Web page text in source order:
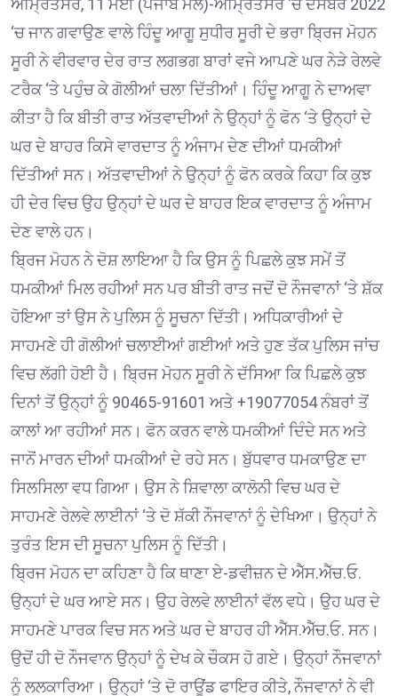
ਅੰਮ੍ਰਿਤਸਰ, 11 ਮਈ (ਪੰਜਾਬ ਮੇਲ)-ਅੰਮ੍ਰਿਤਸਰ ‘ਚ ਦਸੰਬਰ 2022
‘ਚ ਜਾਨ ਗਵਾਉਣ ਵਾਲੇ ਹਿੰਦੂ ਆਗੂ ਸੁਧੀਰ ਸੂਰੀ ਦੇ ਭਰਾ ਬ੍ਰਿਜ ਮੋਹਨ
ਸੂਰੀ ਨੇ ਵੀਰਵਾਰ ਦੇਰ ਰਾਤ ਲਗਭਗ ਬਾਰਾਂ ਵਜੇ ਆਪਣੇ ਘਰ ਨੇੜੇ ਰੇਲਵੇ
ਟਰੈਕ ‘ਤੇ ਪਹੁੰਚ ਕੇ ਗੋਲੀਆਂ ਚਲਾ ਦਿੱਤੀਆਂ। ਹਿੰਦੂ ਆਗੂ ਨੇ ਦਾਅਵਾ
ਕੀਤਾ ਹੈ ਕਿ ਬੀਤੀ ਰਾਤ ਅੱਤਵਾਦੀਆਂ ਨੇ ਉਨ੍ਹਾਂ ਨੂੰ ਫੋਨ ‘ਤੇ ਉਨ੍ਹਾਂ ਦੇ
ਘਰ ਦੇ ਬਾਹਰ ਕਿਸੇ ਵਾਰਦਾਤ ਨੂੰ ਅੰਜਾਮ ਦੇਣ ਦੀਆਂ ਧਮਕੀਆਂ
ਦਿੱਤੀਆਂ ਸਨ। ਅੱਤਵਾਦੀਆਂ ਨੇ ਉਨ੍ਹਾਂ ਨੂੰ ਫੋਨ ਕਰਕੇ ਕਿਹਾ ਕਿ ਕੁਝ
ਹੀ ਦੇਰ ਵਿਚ ਉਹ ਉਨ੍ਹਾਂ ਦੇ ਘਰ ਦੇ ਬਾਹਰ ਇਕ ਵਾਰਦਾਤ ਨੂੰ ਅੰਜਾਮ
ਦੇਣ ਵਾਲੇ ਹਨ।
ਬ੍ਰਿਜ ਮੋਹਨ ਨੇ ਦੋਸ਼ ਲਾਇਆ ਹੈ ਕਿ ਉਸ ਨੂੰ ਪਿਛਲੇ ਕੁਝ ਸਮੇਂ ਤੋਂ
ਧਮਕੀਆਂ ਮਿਲ ਰਹੀਆਂ ਸਨ ਪਰ ਬੀਤੀ ਰਾਤ ਜਦੋਂ ਦੋ ਨੌਜਵਾਨਾਂ ‘ਤੇ ਸ਼ੱਕ
ਹੋਇਆ ਤਾਂ ਉਸ ਨੇ ਪੁਲਿਸ ਨੂੰ ਸੂਚਨਾ ਦਿੱਤੀ। ਅਧਿਕਾਰੀਆਂ ਦੇ
ਸਾਹਮਣੇ ਹੀ ਗੋਲੀਆਂ ਚਲਾਈਆਂ ਗਈਆਂ ਅਤੇ ਹੁਣ ਤੱਕ ਪੁਲਿਸ ਜਾਂਚ
ਵਿਚ ਲੱਗੀ ਹੋਈ ਹੈ। ਬ੍ਰਿਜ ਮੋਹਨ ਸੂਰੀ ਨੇ ਦੱਸਿਆ ਕਿ ਪਿਛਲੇ ਕੁਝ
ਦਿਨਾਂ ਤੋਂ ਉਨ੍ਹਾਂ ਨੂੰ 90465-91601 ਅਤੇ +19077054 ਨੰਬਰਾਂ ਤੋਂ
ਕਾਲਾਂ ਆ ਰਹੀਆਂ ਸਨ। ਫੋਨ ਕਰਨ ਵਾਲੇ ਧਮਕੀਆਂ ਦਿੰਦੇ ਸਨ ਅਤੇ
ਜਾਨੋਂ ਮਾਰਨ ਦੀਆਂ ਧਮਕੀਆਂ ਦੇ ਰਹੇ ਸਨ। ਬੁੱਧਵਾਰ ਧਮਕਾਉਣ ਦਾ
ਸਿਲਸਿਲਾ ਵਧ ਗਿਆ। ਉਸ ਨੇ ਸ਼ਿਵਾਲਾ ਕਾਲੋਨੀ ਵਿਚ ਘਰ ਦੇ
ਸਾਹਮਣੇ ਰੇਲਵੇ ਲਾਈਨਾਂ ‘ਤੇ ਦੋ ਸ਼ੱਕੀ ਨੌਜਵਾਨਾਂ ਨੂੰ ਦੇਖਿਆ। ਉਨ੍ਹਾਂ ਨੇ
ਤੁਰੰਤ ਇਸ ਦੀ ਸੂਚਨਾ ਪੁਲਿਸ ਨੂੰ ਦਿੱਤੀ।
ਬ੍ਰਿਜ ਮੋਹਨ ਦਾ ਕਹਿਣਾ ਹੈ ਕਿ ਥਾਣਾ ਏ-ਡਵੀਜ਼ਨ ਦੇ ਐੱਸ.ਐੱਚ.ਓ.
ਉਨ੍ਹਾਂ ਦੇ ਘਰ ਆਏ ਸਨ। ਉਹ ਰੇਲਵੇ ਲਾਈਨਾਂ ਵੱਲ ਵਧੇ। ਉਹ ਘਰ ਦੇ
ਸਾਹਮਣੇ ਪਾਰਕ ਵਿਚ ਸਨ ਅਤੇ ਘਰ ਦੇ ਬਾਹਰ ਹੀ ਐੱਸ.ਐੱਚ.ਓ. ਸਨ।
ਉਦੋਂ ਹੀ ਦੋ ਨੌਜਵਾਨ ਉਨ੍ਹਾਂ ਨੂੰ ਦੇਖ ਕੇ ਚੌਕਸ ਹੋ ਗਏ। ਉਨ੍ਹਾਂ ਨੌਜਵਾਨਾਂ
ਨੂੰ ਲਲਕਾਰਿਆ। ਉਨ੍ਹਾਂ ‘ਤੇ ਦੋ ਰਾਊਂਡ ਫਾਇਰ ਕੀਤੇ, ਨੌਜਵਾਨਾਂ ਨੇ ਵੀ